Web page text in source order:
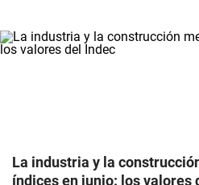
La industria y la
índices en junio: los valores